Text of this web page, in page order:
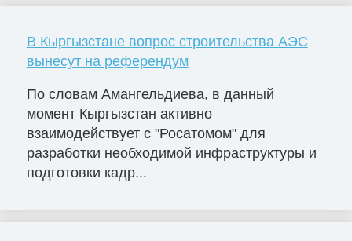
В Кыргызстане вопрос строительства АЭС
вынесут на референдум
По словам Амангельдиева, в данный
момент Кыргызстан активно
взаимодействует с "Росатомом" для
разработки необходимой инфраструктуры и
подготовки кадр...